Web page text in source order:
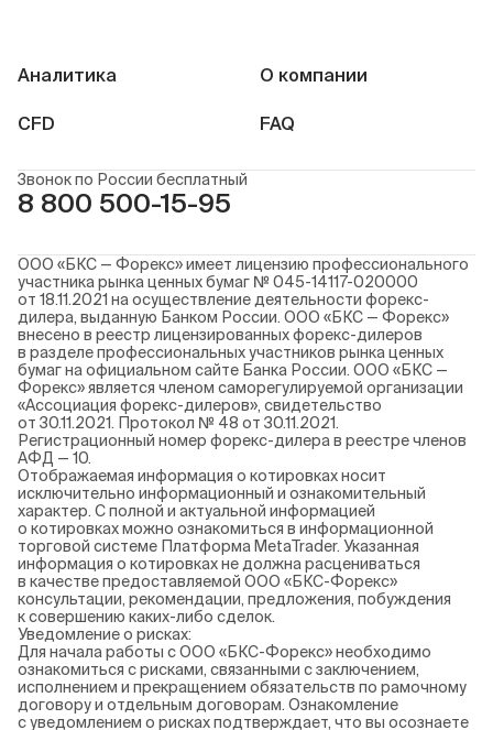
Аналитика О компании
CFD FAQ
Звонок по России бесплатный
8 800 500-15-95
ООО «БКС — Форекс» имеет лицензию профессионального
участника рынка ценных бумаг № 045-14117-020000
от 18.11.2021 на осуществление деятельности форекс-
дилера, выданную Банком России. ООО «БКС — Форекс»
внесено в реестр лицензированных форекс-дилеров
в разделе профессиональных участников рынка ценных
бумаг на официальном сайте Банка России. ООО «БКС —
Форекс» является членом саморегулируемой организации
«Ассоциация форекс-дилеров», свидетельство
от 30.11.2021. Протокол № 48 от 30.11.2021.
Регистрационный номер форекс-дилера в реестре членов
АФД — 10.
Отображаемая информация о котировках носит
исключительно информационный и ознакомительный
характер. С полной и актуальной информацией
о котировках можно ознакомиться в информационной
торговой системе Платформа MetaTrader. Указанная
информация о котировках не должна расцениваться
в качестве предоставляемой ООО «БКС-Форекс»
консультации, рекомендации, предложения, побуждения
к совершению каких-либо сделок.
Уведомление о рисках:
Для начала работы с ООО «БКС-Форекс» необходимо
ознакомиться с рисками, связанными с заключением,
исполнением и прекращением обязательств по рамочному
договору и отдельным договорам. Ознакомление
с уведомлением о рисках подтверждает, что вы осознаете